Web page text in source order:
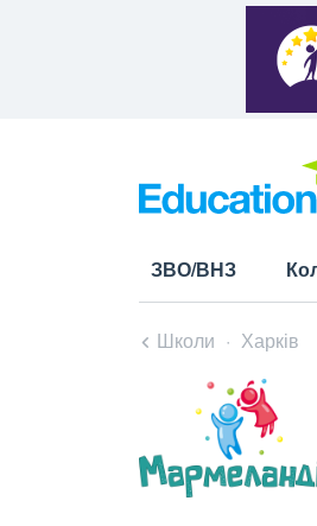
ЗВО/ВНЗ
Школи Харків